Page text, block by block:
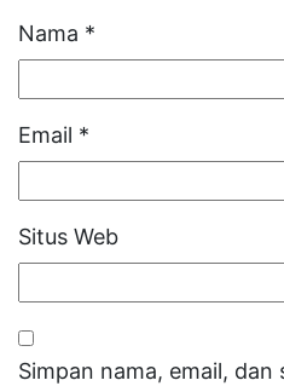
Nama *
Email *
Situs Web
Simpan nama, email, dan